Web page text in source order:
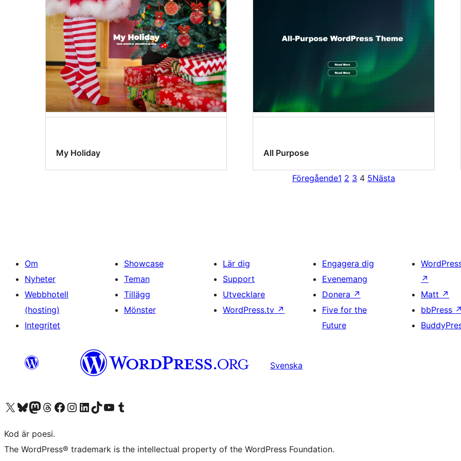
My Holiday All Purpose
Föregående1 2 3 4 5Nästa
Om
Nyheter
Webbhotell
(hosting)
Integritet
Showcase
Teman
Tillägg
Mönster
Lär dig
Support
Utvecklare
WordPress.tv ↗
Engagera dig
Evenemang
Donera ↗
Five for the
Future
↗
Matt ↗
bbPress ↗
Svenska
Besök vår X-konto (f.d. Twitter)
Besök vårt Bluesky-konto
Besök vårt Mastodon-konto
Besök vårt Thread-konto
Besök vår Facebook-sidaBesök vårt Instagram-konto
Besök vårt LinkedIn-konto
Besök vårt TikTok-konto
Besök vår YouTube-kanalBesök vårt Tumblr-konto
Kod är poesi.
The WordPress® trademark is the intellectual property of the WordPress Foundation.